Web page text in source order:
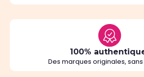
100%
Des marques originales,